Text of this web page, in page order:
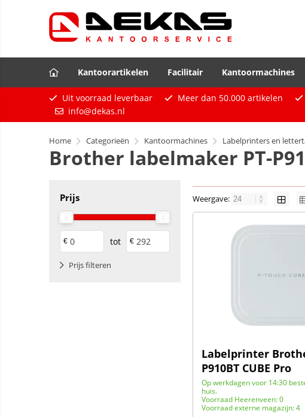
Kantoorartikelen Facilitair Kantoormachines
Uit voorraad leverbaar Meer dan 50.000 artikelen
info@dekas.nl
Home Categorieën Kantoormachines Labelprinters en
Brother labelmaker PT-
Prijs
€ tot €
Prijs filteren
Weergave:
Labelprinter
P910BT CUBE Pro
Op werkdagen voor 14:30
huis.
Voorraad Heerenveen: 0
Voorraad externe magazijn: 4